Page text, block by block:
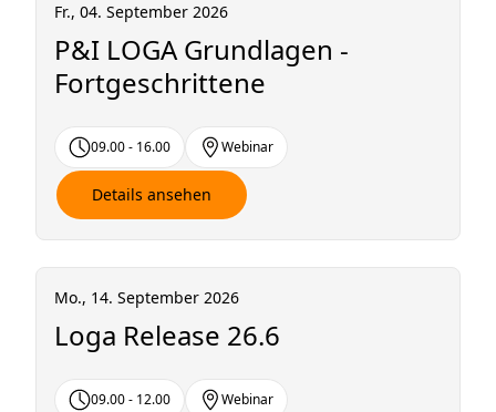
Fr., 04. September 2026
P&I LOGA Grundlagen -
Fortgeschrittene
09.00 - 16.00 Webinar
Details ansehen
Mo., 14. September 2026
Loga Release 26.6
09.00 - 12.00 Webinar